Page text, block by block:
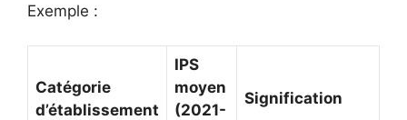
Exemple :
Catégorie
d’établissement
IPS
moyen
(2021-
Signification